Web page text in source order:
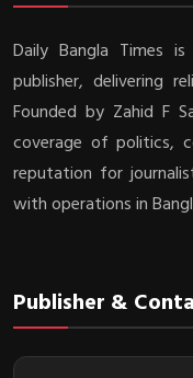
Daily Bangla Times
publisher, delivering
Founded by Zahid F
coverage of politics,
reputation for
with operations in
Publisher &